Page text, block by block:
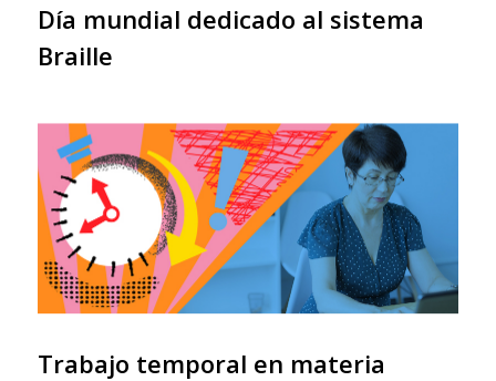
Día mundial dedicado al sistema
Braille
Trabajo temporal en materia